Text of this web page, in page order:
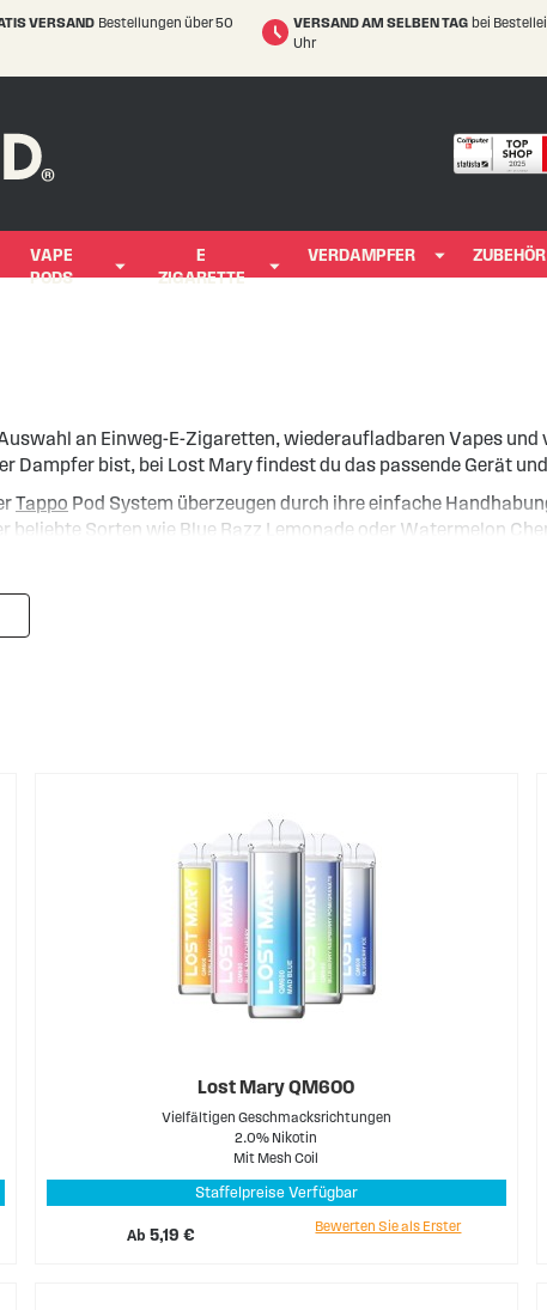
VERSAND Bestellungen über 50
VERSAND AM SELBEN TAG bei
Uhr
VAPE
PODS
E
ZIGARETTE
VERDAMPFER ZUBEHÖR
an Einweg-E-Zigaretten, wiederaufladbaren Vapes
Dampfer bist, bei Lost Mary findest du das passende Gerät
Tappo Pod System überzeugen durch ihre einfache
Sorten wie Blue Razz Lemonade oder Watermelon
Entdecke verschiedene Pod Systemen und
Lost Mary QM600
Vielfältigen Geschmacksrichtungen
2.0% Nikotin
Mit Mesh Coil
Staffelpreise Verfügbar
Ab5,19 €
Bewerten Sie als Erster